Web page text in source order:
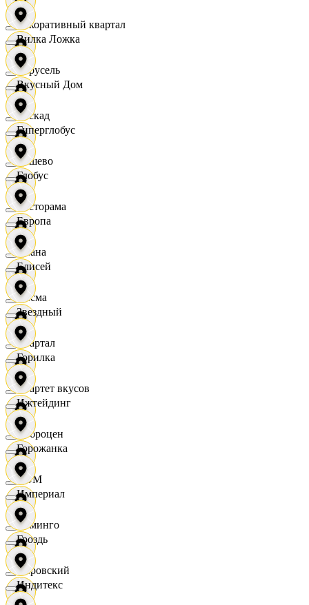
Декоративный квартал
Карусель
Каскад
Дёшево
Касторама
Диана
Дисма
Квартал
Квартет вкусов
Доброцен
ДОМ
Доминго
Кировский
Вилка Ложка
Вкусный Дом
Гиперглобус
Глобус
Европа
Елисей
Звездный
Горилка
Ижтейдинг
Горожанка
Империал
Гроздь
Индитекс